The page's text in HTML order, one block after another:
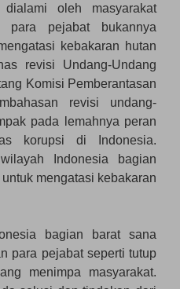
oleh masyarakat
para pejabat bukannya
kebakaran hutan
revisi Undang-Undang
Komisi Pemberantasan
revisi undang-
pada lemahnya peran
korupsi di Indonesia.
Indonesia bagian
mengatasi kebakaran
bagian barat sana
para pejabat seperti tutup
menimpa masyarakat.